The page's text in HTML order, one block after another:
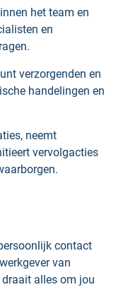
het team en
en
verzorgenden en
handelingen en
neemt
vervolgacties
contact
van
alles om jou